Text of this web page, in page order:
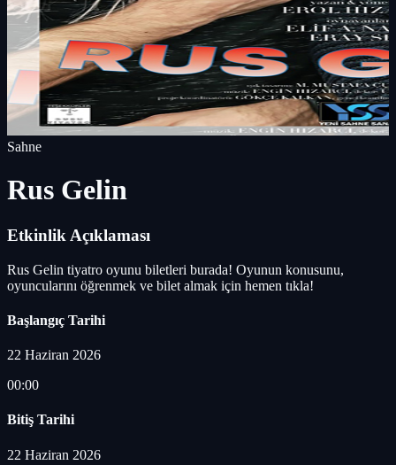
Sahne
Rus Gelin
Etkinlik Açıklaması
Rus Gelin tiyatro oyunu biletleri burada! Oyunun konusunu,
oyuncularını öğrenmek ve bilet almak için hemen tıkla!
Başlangıç Tarihi
22 Haziran 2026
00:00
Bitiş Tarihi
22 Haziran 2026